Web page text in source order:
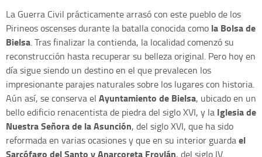
La Guerra Civil prácticamente arrasó con este pueblo de los
Pirineos oscenses durante la batalla conocida como la Bolsa de
Bielsa. Tras finalizar la contienda, la localidad comenzó su
reconstrucción hasta recuperar su belleza original. Pero hoy en
día sigue siendo un destino en el que prevalecen los
impresionante parajes naturales sobre los lugares con historia.
Aún así, se conserva el Ayuntamiento de Bielsa, ubicado en un
bello edificio renacentista de piedra del siglo XVI, y la Iglesia de
Nuestra Señora de la Asunción, del siglo XVI, que ha sido
reformada en varias ocasiones y que en su interior guardael
Sarcófago del Santo y Anarcoreta Froylán, del siglo IV.